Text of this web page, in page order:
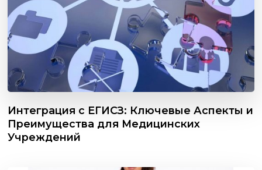
Интеграция с ЕГИСЗ: Ключевые Аспекты и
Преимущества для Медицинских
Учреждений